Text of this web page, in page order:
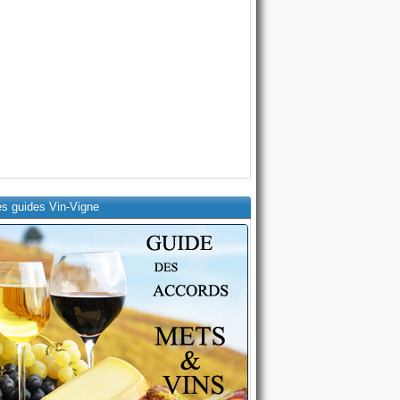
guides Vin-Vigne